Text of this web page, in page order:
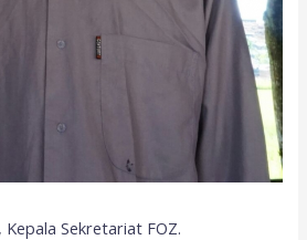
Sekretariat FOZ.